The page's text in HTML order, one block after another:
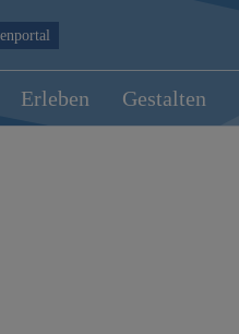
Erleben Gestalten